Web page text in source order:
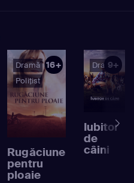
Dramă
Polițist
16+
Rugăciune
pentru
ploaie
Dramă
9+
Iubitor
de
câini